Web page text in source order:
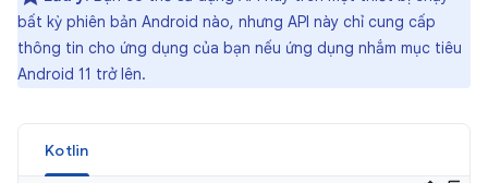
bất kỳ phiên bản Android nào, nhưng API này chỉ cung cấp
thông tin cho ứng dụng của bạn nếu ứng dụng nhắm mục tiêu
Android 11 trở lên.
Kotlin